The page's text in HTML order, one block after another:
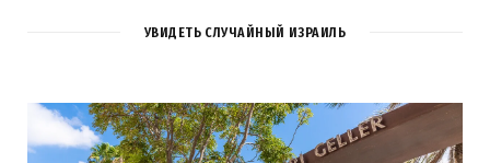
УВИДЕТЬ СЛУЧАЙНЫЙ ИЗРАИЛЬ